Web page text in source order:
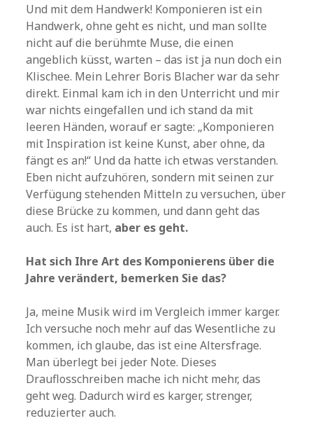
Und mit dem Handwerk! Komponieren ist ein
Handwerk, ohne geht es nicht, und man sollte
nicht auf die berühmte Muse, die einen
angeblich küsst, warten – das ist ja nun doch ein
Klischee. Mein Lehrer Boris Blacher war da sehr
direkt. Einmal kam ich in den Unterricht und mir
war nichts eingefallen und ich stand da mit
leeren Händen, worauf er sagte: „Komponieren
mit Inspiration ist keine Kunst, aber ohne, da
fängt es an!“ Und da hatte ich etwas verstanden.
Eben nicht aufzuhören, sondern mit seinen zur
Verfügung stehenden Mitteln zu versuchen, über
diese Brücke zu kommen, und dann geht das
auch. Es ist hart, aber es geht.
Hat sich Ihre Art des Komponierens über die
Jahre verändert, bemerken Sie das?
Ja, meine Musik wird im Vergleich immer karger.
Ich versuche noch mehr auf das Wesentliche zu
kommen, ich glaube, das ist eine Altersfrage.
Man überlegt bei jeder Note. Dieses
Drauflosschreiben mache ich nicht mehr, das
geht weg. Dadurch wird es karger, strenger,
reduzierter auch.